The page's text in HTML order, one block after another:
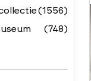
(1556)
(748)